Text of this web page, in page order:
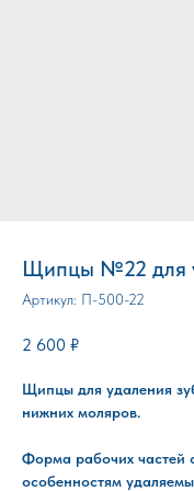
Щипцы №22 для
Артикул: П-500-22
2 600 ₽
Щипцы для удаления
нижних моляров.
Форма рабочих частей
особенностям